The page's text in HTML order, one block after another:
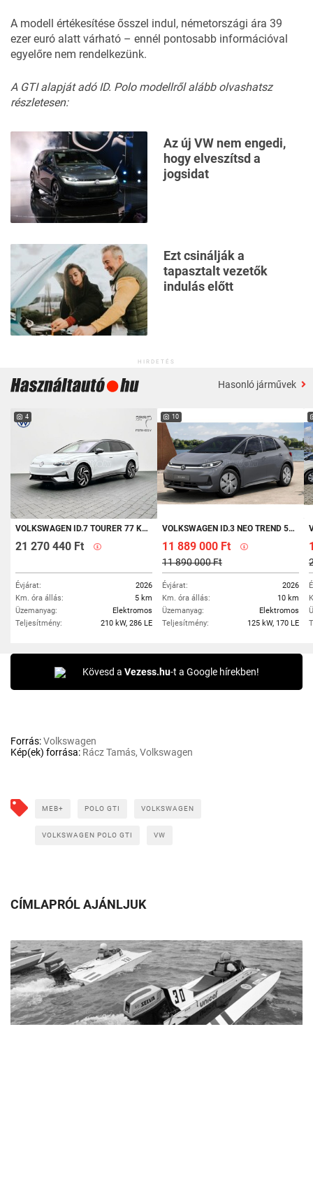
A modell értékesítése ősszel indul, németországi ára 39
ezer euró alatt várható – ennél pontosabb információval
egyelőre nem rendelkezünk.
A GTI alapját adó ID. Polo modellről alább olvashatsz
részletesen:
Az új VW nem engedi,
hogy elveszítsd a
jogsidat
Ezt csinálják a
tapasztalt vezetők
indulás előtt
HIRDETÉS
Hasonló járművek
4
VOLKSWAGEN ID.7 TOURER 77 KWH PRO RENDELÉSRE!
21 270 440 Ft
Évjárat:
2026
Km. óra állás:
5 km
Üzemanyag:
Elektromos
Teljesítmény:
210 kW, 286 LE
10
VOLKSWAGEN ID.3 NEO TREND 50 KWH 170 LE RENDELHETŐ MODELL!
11 889 000 Ft
11 890 000 Ft
Évjárat:
2026
Km. óra állás:
10 km
Üzemanyag:
Elektromos
Teljesítmény:
125 kW, 170 LE
Kövesd a Vezess.hu-t a Google hírekben!
Forrás:Volkswagen
Kép(ek) forrása: Rácz Tamás, Volkswagen
MEB+ POLO GTI VOLKSWAGEN
VOLKSWAGEN POLO GTI VW
CÍMLAPRÓL AJÁNLJUK